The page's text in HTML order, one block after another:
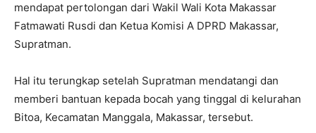
mendapat pertolongan dari Wakil Wali Kota Makassar
Fatmawati Rusdi dan Ketua Komisi A DPRD Makassar,
Supratman.
Hal itu terungkap setelah Supratman mendatangi dan
memberi bantuan kepada bocah yang tinggal di kelurahan
Bitoa, Kecamatan Manggala, Makassar, tersebut.